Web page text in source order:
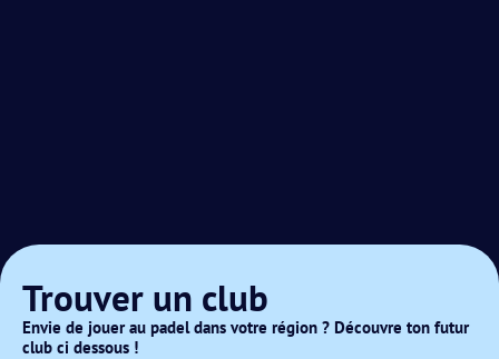
Trouver un club
Envie de jouer au padel dans votre région ? Découvre ton futur
club ci dessous !